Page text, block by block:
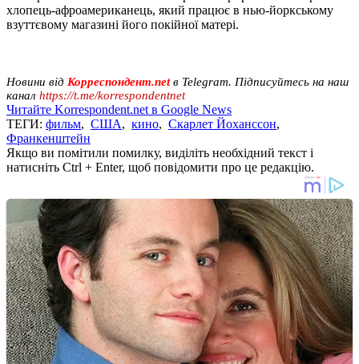
хлопець-афроамериканець, який працює в нью-йоркському
взуттєвому магазині його покійної матері.
Новини від Корреспондент.netв Telegram. Підписуйтесь на наш
канал https://t.me/korrespondentnet
Читайте Korrespondent.net в Google News
ТЕГИ: фильм, США, кино, Скарлет Йоханссон,
Франкенштейн
Якщо ви помітили помилку, виділіть необхідний текст і
натисніть Ctrl + Enter, щоб повідомити про це редакцію.